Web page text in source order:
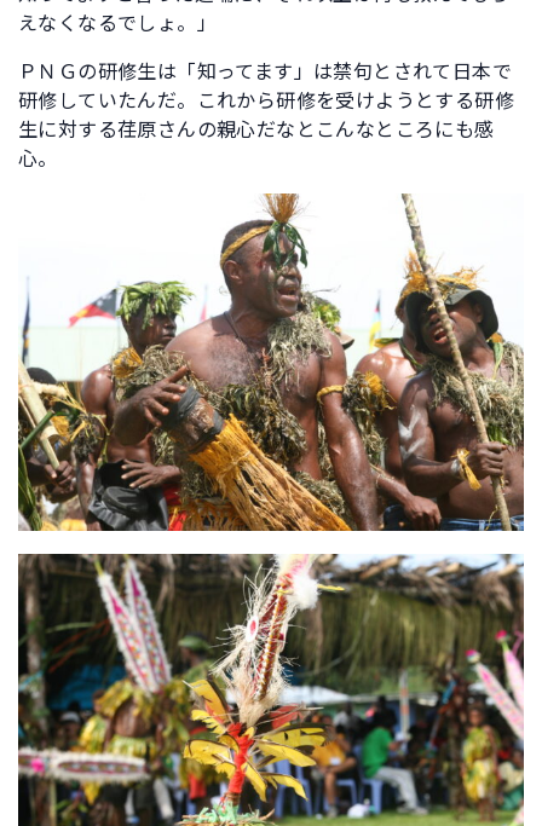
えなくなるでしょ。」
ＰＮＧの研修生は「知ってます」は禁句とされて日本で
研修していたんだ。これから研修を受けようとする研修
生に対する荏原さんの親心だなとこんなところにも感
心。